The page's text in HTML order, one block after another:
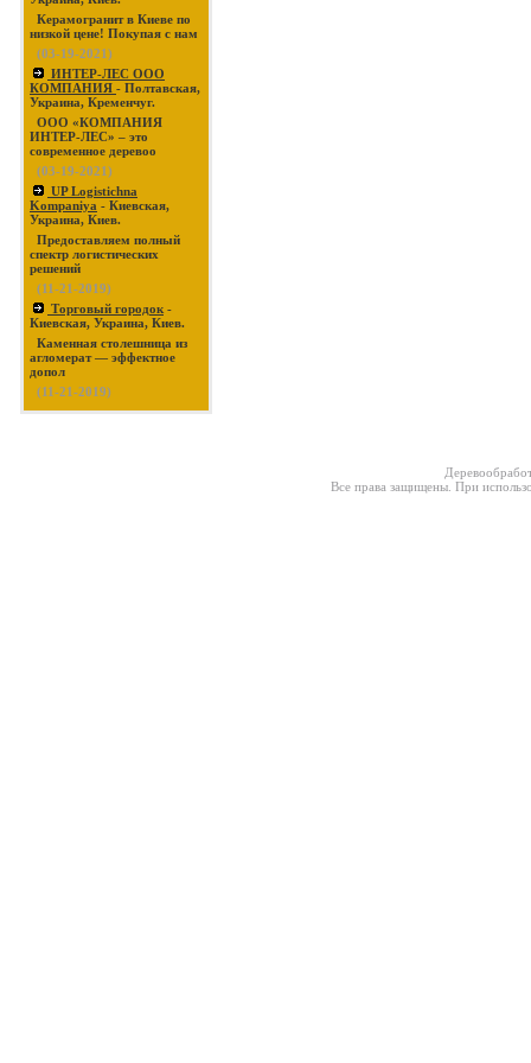
Керамогранит в Киеве по
низкой цене! Покупая с нам
(03-19-2021)
ИНТЕР-ЛЕС ООО
КОМПАНИЯ - Полтавская,
Украина, Кременчуг.
ООО «КОМПАНИЯ
ИНТЕР-ЛЕС» – это
современное деревоо
(03-19-2021)
UP Logistichna
Kompaniya - Киевская,
Украина, Киев.
Предоставляем полный
спектр логистических
решений
(11-21-2019)
Торговый городок -
Киевская, Украина, Киев.
Каменная столешница из
агломерат — эффектное
допол
(11-21-2019)
Все права защищены. При